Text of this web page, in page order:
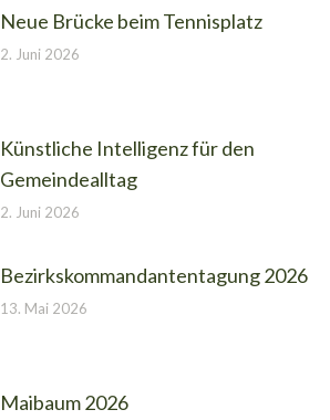
Neue Brücke beim Tennisplatz
2. Juni 2026
Künstliche Intelligenz für den
Gemeindealltag
2. Juni 2026
Bezirkskommandantentagung 2026
13. Mai 2026
Maibaum 2026